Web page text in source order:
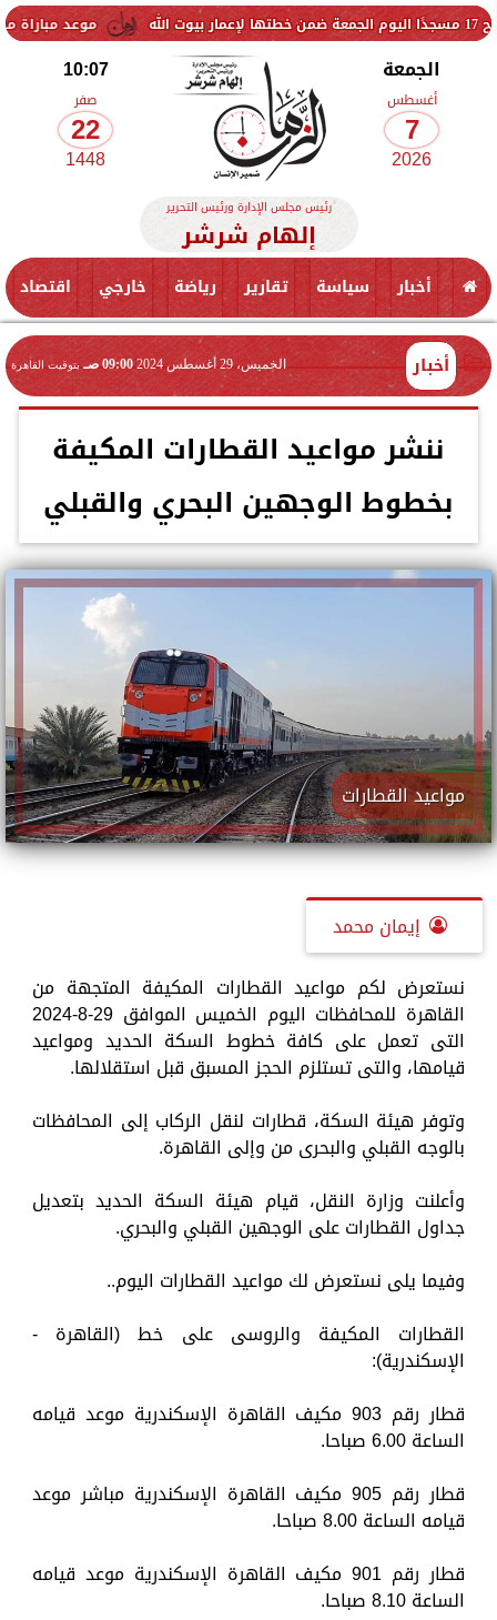
موعد مباراة مصر وإسبانيا في
الجمعة
أغسطس
7
2026
10:07
صفر
22
1448
رئيس مجلس الإدارة ورئيس التحرير
إلهام شرشر
أخبار سياسة تقارير رياضة خارجي اقتصاد
أخبار الخميس، 29 أغسطس 2024 09:00 صـ بتوقيت القاهرة
ننشر مواعيد القطارات المكيفة
بخطوط الوجهين البحري والقبلي
مواعيد القطارات
إيمان محمد
نستعرض لكم مواعيد القطارات المكيفة المتجهة من
القاهرة للمحافظات اليوم الخميس الموافق 29-8-2024
التى تعمل على كافة خطوط السكة الحديد ومواعيد
قيامها، والتى تستلزم الحجز المسبق قبل استقلالها.
وتوفر هيئة السكة، قطارات لنقل الركاب إلى المحافظات
بالوجه القبلي والبحرى من وإلى القاهرة.
وأعلنت وزارة النقل، قيام هيئة السكة الحديد بتعديل
جداول القطارات على الوجهين القبلي والبحري.
وفيما يلى نستعرض لك مواعيد القطارات اليوم..
القطارات المكيفة والروسى على خط (القاهرة -
الإسكندرية):
قطار رقم 903 مكيف القاهرة الإسكندرية موعد قيامه
الساعة 6.00 صباحا.
قطار رقم 905 مكيف القاهرة الإسكندرية مباشر موعد
قيامه الساعة 8.00 صباحا.
قطار رقم 901 مكيف القاهرة الإسكندرية موعد قيامه
الساعة 8.10 صباحا.